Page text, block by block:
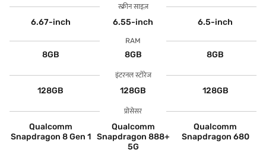
स्क्रीन साइज़
6.67-inch 6.55-inch 6.5-inch
RAM
8GB 8GB 8GB
इंटरनल स्टोरेज
128GB 128GB 128GB
प्रोसेसर
Qualcomm
Snapdragon 8 Gen 1
Qualcomm
Snapdragon 888+
5G
Qualcomm
Snapdragon 680